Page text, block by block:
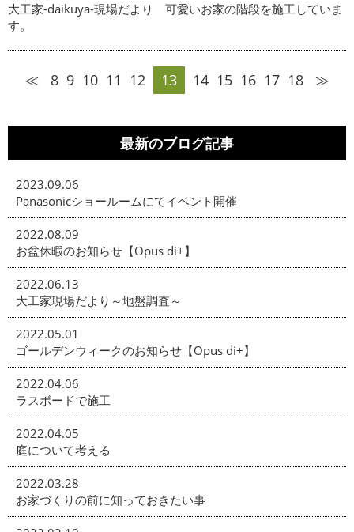
大工家-daikuya-現場だより 可愛いお家の階段を施工していま
す。
≪ 8 9 10 11 12 13 14 15 16 17 18 ≫
最新のブログ記事
2023.09.06
Panasonicショールームにてイベント開催
2022.08.09
お盆休暇のお知らせ【Opus di+】
2022.06.13
大工家現場だより～地盤調査～
2022.05.01
ゴールデンウィークのお知らせ【Opus di+】
2022.04.06
ラスボードで施工
2022.04.05
庭について考える
2022.03.28
お家づくりの前に知っておきたい事